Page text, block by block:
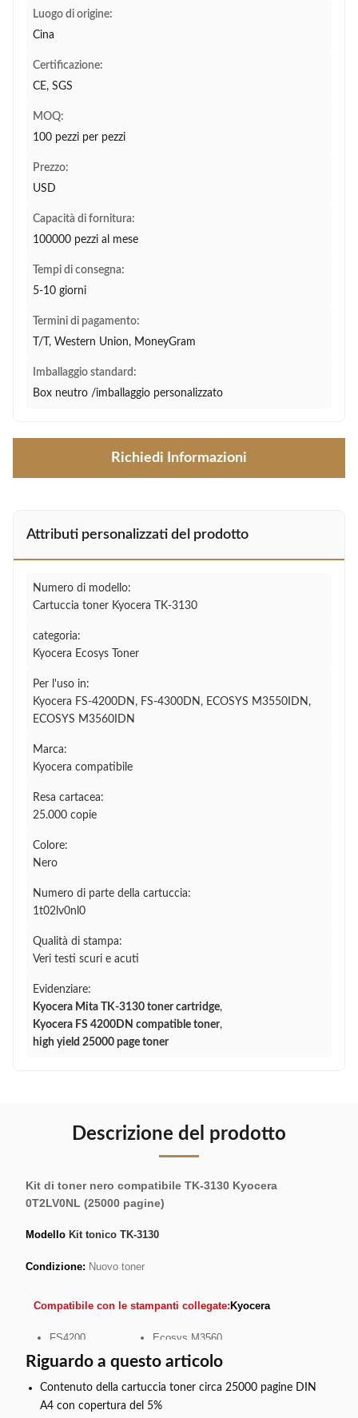
Luogo di origine:
Cina
Certificazione:
CE, SGS
MOQ:
100 pezzi per pezzi
Prezzo:
USD
Capacità di fornitura:
100000 pezzi al mese
Tempi di consegna:
5-10 giorni
Termini di pagamento:
T/T, Western Union, MoneyGram
Imballaggio standard:
Box neutro /imballaggio personalizzato
Richiedi Informazioni
Attributi personalizzati del prodotto
Numero di modello:
Cartuccia toner Kyocera TK-3130
categoria:
Kyocera Ecosys Toner
Per l'uso in:
Kyocera FS-4200DN, FS-4300DN, ECOSYS M3550IDN,
ECOSYS M3560IDN
Marca:
Kyocera compatibile
Resa cartacea:
25.000 copie
Colore:
Nero
Numero di parte della cartuccia:
1t02lv0nl0
Qualità di stampa:
Veri testi scuri e acuti
Evidenziare:
Kyocera Mita TK-3130 toner cartridge,
Kyocera FS 4200DN compatible toner,
high yield 25000 page toner
Descrizione del prodotto
Kit di toner nero compatibile TK-3130 Kyocera
0T2LV0NL (25000 pagine)
Modello Kit tonico TK-3130
Condizione: Nuovo toner
Compatibile con le stampanti collegate: Kyocera
FS4200
FS4300
FS4200DN
Ecosys M3560
Ecosys M3560IDN
Ecosys M3550
Riguardo a questo articolo
Contenuto della cartuccia toner circa 25000 pagine DIN
A4 con copertura del 5%